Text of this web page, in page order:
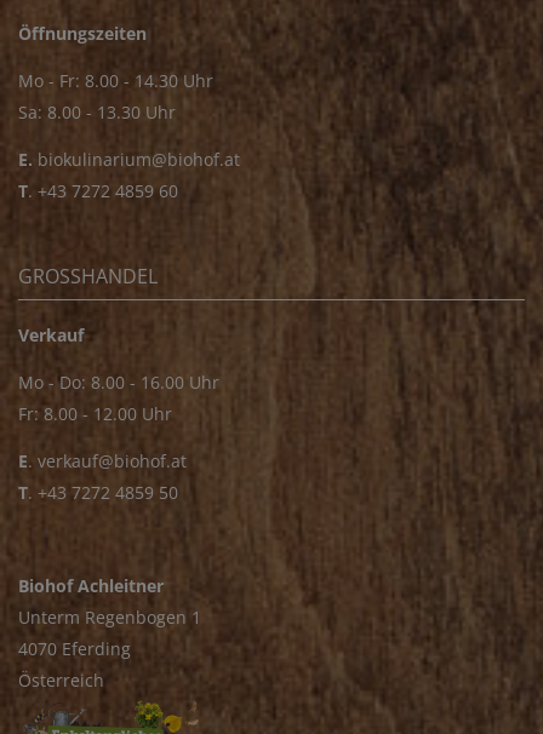
Öffnungszeiten
Mo - Fr: 8.00 - 14.30 Uhr
Sa: 8.00 - 13.30 Uhr
E. biokulinarium@biohof.at
T. +43 7272 4859 60
GROSSHANDEL
Verkauf
Mo - Do: 8.00 - 16.00 Uhr
Fr: 8.00 - 12.00 Uhr
E. verkauf@biohof.at
T. +43 7272 4859 50
Biohof Achleitner
Unterm Regenbogen 1
4070 Eferding
Österreich